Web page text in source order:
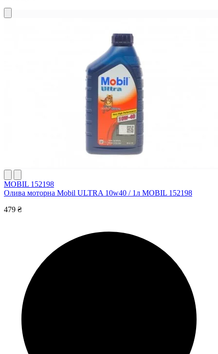
MOBIL 152198
Олива моторна Mobil ULTRA 10w40 / 1л MOBIL 152198
479 ₴